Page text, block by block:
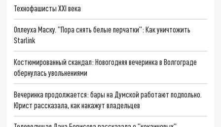
Технофашисты XXI века
Оплеуха Маску. "Пора снять белые перчатки": Как уничтожить
Starlink
Костюмированный скандал: Новогодняя вечеринка в Волгограде
обернулась увольнениями
Вечеринка продолжается: бары на Думской работают подпольно.
Юрист рассказала, как накажут владельцев